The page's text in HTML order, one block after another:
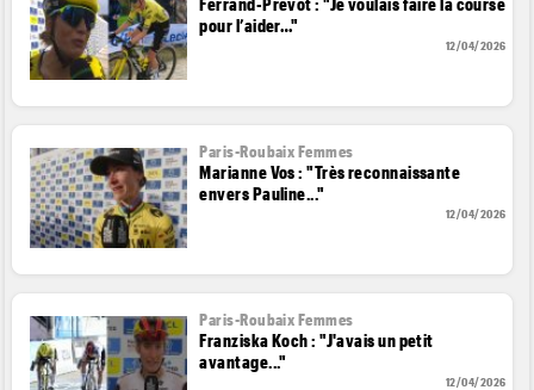
pour l’aider…"
12/04/2026
Paris-Roubaix Femmes
Marianne Vos : "Très reconnaissante
envers Pauline..."
12/04/2026
Paris-Roubaix Femmes
Franziska Koch : "J'avais un petit
avantage..."
12/04/2026